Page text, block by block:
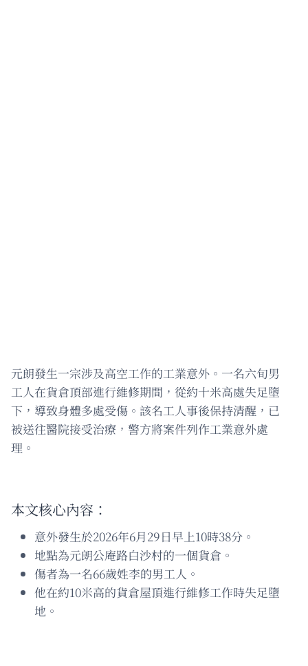
元朗發生一宗涉及高空工作的工業意外。一名六旬男
工人在貨倉頂部進行維修期間，從約十米高處失足墮
下，導致身體多處受傷。該名工人事後保持清醒，已
被送往醫院接受治療，警方將案件列作工業意外處
理。
本文核心內容：
意外發生於2026年6月29日早上10時38分。
地點為元朗公庵路白沙村的一個貨倉。
傷者為一名66歲姓李的男工人。
他在約10米高的貨倉屋頂進行維修工作時失足墮
地。